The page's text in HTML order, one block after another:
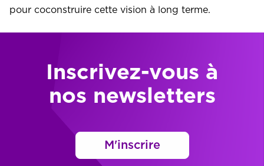
pour coconstruire cette vision à long terme.
Inscrivez-vous à
nos newsletters
M'inscrire